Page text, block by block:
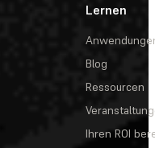
Lernen
Blog
Ressourcen
Ihren ROI